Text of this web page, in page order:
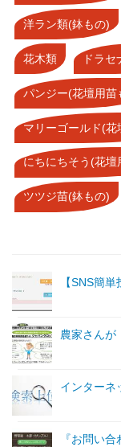
洋ラン類(鉢もの)
花木類 ドラ
パンジー(花壇用苗
マリーゴールド(花
にちにちそう(花壇
ツツジ苗(鉢もの)
【SNS簡
農家さんが
インターネ
『お問い